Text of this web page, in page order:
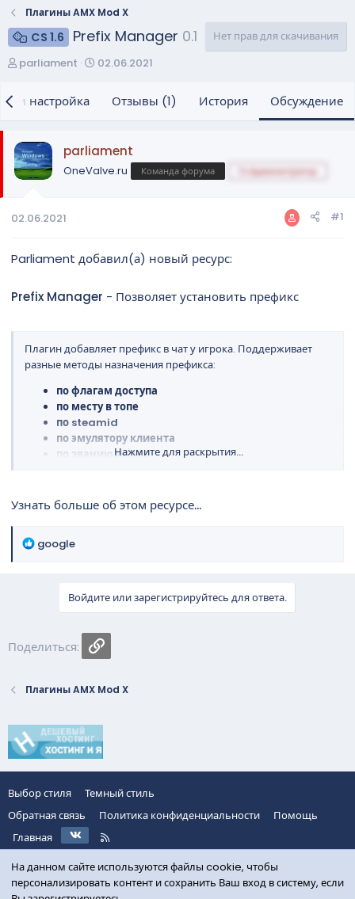
Плагины AMX Mod X
CS 1.6 Prefix Manager 0.1
Нет прав для скачивания
А
о
т
е
м
parliament
Д
ч
а
02.06.2021
и настройка Отзывы (1) История Обсуждение
parliament
OneValve.ru Команда форума Гл.Администратор
02.06.2021 #1
Parliament добавил(а) новый ресурс:
Prefix Manager - Позволяет установить префикс
Плагин добавляет префикс в чат у игрока. Поддерживает
разные методы назначения префикса:
по флагам доступа
по месту в топе
по steamid
по эмулятору клиента
по званию из AES
префикса, режим форматирования всего сообщения и
группы префиксов
Нажмите для раскрытия...
Узнать больше об этом ресурсе...
Р
:
google
Войдите или зарегистрируйтесь для ответа.
Поделиться:
Плагины AMX Mod X
Выбор стиля
Темный стиль
Обратная связь
Политика конфиденциальности
Помощь
Главная
R
S
S
На данном сайте используются файлы cookie, чтобы
персонализировать контент и сохранить Ваш вход в систему, если